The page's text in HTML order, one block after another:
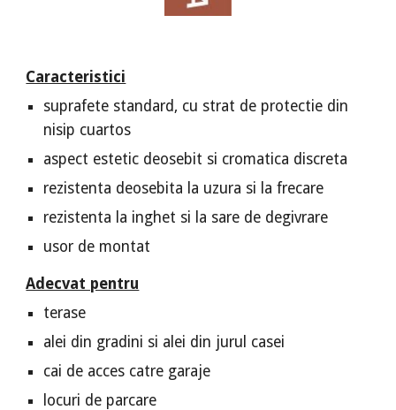
Caracteristici
suprafete standard, cu strat de protectie din
nisip cuartos
aspect estetic deosebit si cromatica discreta
rezistenta deosebita la uzura si la frecare
rezistenta la inghet si la sare de degivrare
usor de montat
Adecvat pentru
terase
alei din gradini si alei din jurul casei
cai de acces catre garaje
locuri de parcare